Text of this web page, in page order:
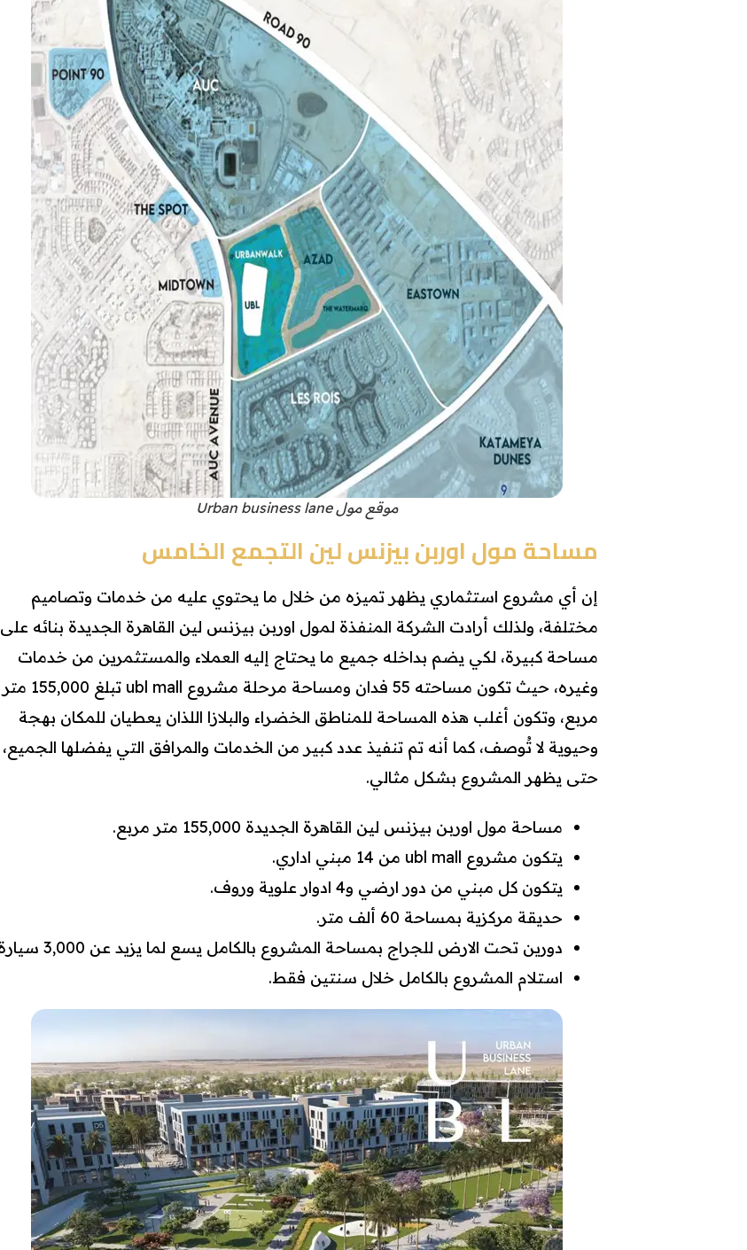
موقع مول Urban business lane
مساحة مول اوربن بيزنس لين التجمع الخامس
إن أي مشروع استثماري يظهر تميزه من خلال ما يحتوي عليه من خدمات وتصاميم
مختلفة، ولذلك أرادت الشركة المنفذة لمول اوربن بيزنس لين القاهرة الجديدة بنائه على
مساحة كبيرة، لكي يضم بداخله جميع ما يحتاج إليه العملاء والمستثمرين من خدمات
وغيره، حيث تكون مساحته 55 فدان ومساحة مرحلة مشروع ubl mall تبلغ 155,000 متر
مربع، وتكون أغلب هذه المساحة للمناطق الخضراء والبلازا اللذان يعطيان للمكان بهجة
وحيوية لا تُوصف، كما أنه تم تنفيذ عدد كبير من الخدمات والمرافق التي يفضلها الجميع،
حتى يظهر المشروع بشكل مثالي.
مساحة مول اوربن بيزنس لين القاهرة الجديدة 155,000 متر مربع.
يتكون مشروع ubl mall من 14 مبني اداري.
يتكون كل مبني من دور ارضي و4 ادوار علوية وروف.
حديقة مركزية بمساحة 60 ألف متر.
دورين تحت الارض للجراج بمساحة المشروع بالكامل يسع لما يزيد عن 3,000 سيارة.
استلام المشروع بالكامل خلال سنتين فقط.